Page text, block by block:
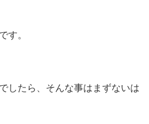
す。
したら、そんな事はまずないは